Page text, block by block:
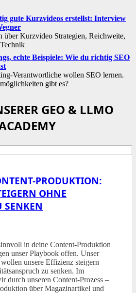
gute Kurzvideos erstellst: Interview
über Kurzvideo Strategien, Reichweite,
echte Beispiele: Wie du richtig SEO
Verantwortliche wollen SEO lernen.
gibt es?
GEO & LLMO
PRODUKTION:
OHNE
SENKEN
in deine Content-Produktion
unser Playbook offen. Unser
unsere Effizienz steigern –
zu senken. Im
durch unseren Content-Prozess –
über Magazinartikel und